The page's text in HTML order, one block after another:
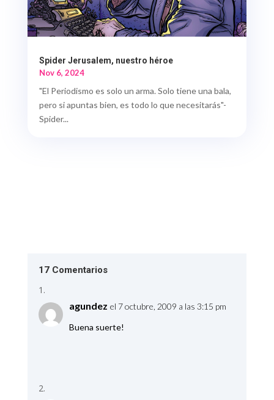
Spider Jerusalem, nuestro héroe
Nov 6, 2024
"El Periodismo es solo un arma. Solo tiene una bala,
pero si apuntas bien, es todo lo que necesitarás"-
Spider...
17 Comentarios
agundez el 7 octubre, 2009 a las 3:15 pm
Buena suerte!